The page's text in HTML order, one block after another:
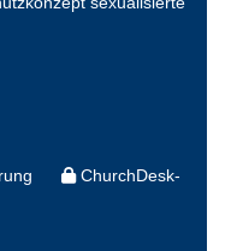
ChurchDesk-